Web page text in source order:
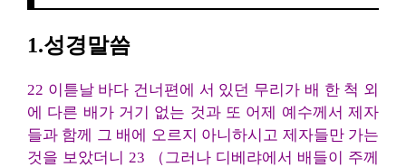
1.성경말씀
22 이튿날 바다 건너편에 서 있던 무리가 배 한 척 외
에 다른 배가 거기 없는 것과 또 어제 예수께서 제자
들과 함께 그 배에 오르지 아니하시고 제자들만 가는
것을 보았더니 23 （그러나 디베랴에서 배들이 주께